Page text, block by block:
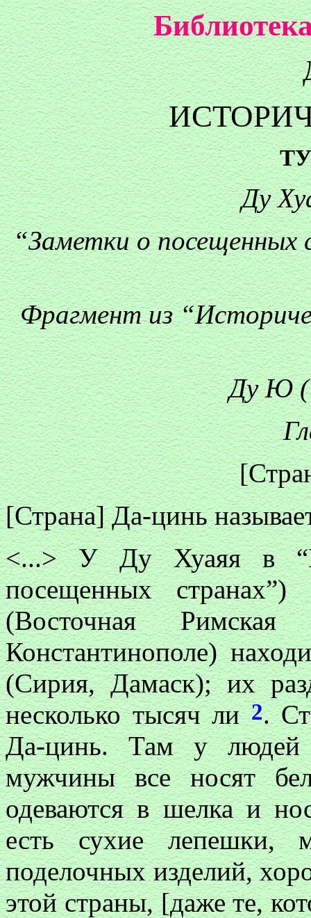
Ду
“Заметки о посещенных
Фрагмент из
Ду Ю
[Страна] Да-цинь
<...> У Ду Хуаяя в
посещенных странах”)
(Восточная
Константинополе)
(Сирия, Дамаск); их
несколько тысяч ли2.
Да-цинь. Там у людей
мужчины все носят
одеваются в шелка и
есть сухие лепешки,
поделочных изделий,
этой страны, [даже те,